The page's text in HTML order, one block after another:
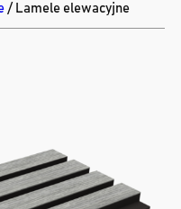
/ Lamele elewacyjne